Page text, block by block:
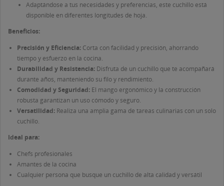
Adaptándose a tus necesidades y preferencias, este cuchillo está
disponible en diferentes longitudes de hoja.
Beneficios:
Precisión y Eficiencia: Corta con facilidad y precisión, ahorrando
tiempo y esfuerzo en la cocina.
Durabilidad y Resistencia: Disfruta de un cuchillo que te acompañará
durante años, manteniendo su filo y rendimiento.
Comodidad y Seguridad: El mango ergonómico y la construcción
robusta garantizan un uso cómodo y seguro.
Versatilidad: Realiza una amplia gama de tareas culinarias con un solo
cuchillo.
Ideal para:
Chefs profesionales
Amantes de la cocina
Cualquier persona que busque un cuchillo de alta calidad y versátil